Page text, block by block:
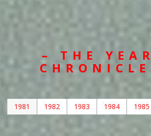
– THE
1981 1982 1983 1984 1985